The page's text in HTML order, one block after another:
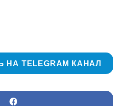
НА TELEGRAM КАНАЛ